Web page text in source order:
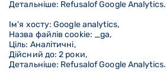
Детальніше: Refusalof Google Analytics.
Ім'я хосту: Google analytics,
Назва файлів cookie: _ga,
Ціль: Аналітичні,
Дійсний до: 2 роки,
Детальніше: Refusalof Google Analytics.